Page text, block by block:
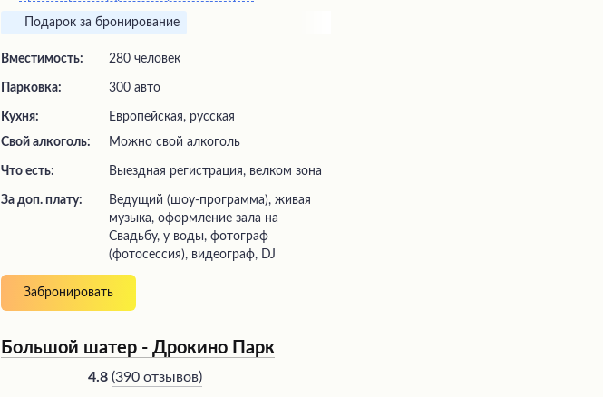
Подарок за бронирование
Вместимость: 280 человек
Парковка: 300 авто
Кухня:
Европейская, русская
Свой алкоголь:
Можно свой алкоголь
Что есть: выездная регистрация, велком зона
За доп. плату:
ведущий (шоу-программа), живая
музыка, оформление зала на
Свадьбу, у воды, фотограф
(фотосессия), видеограф, DJ
Забронировать
Большой шатер - Дрокино Парк
4.8 (390 отзывов)